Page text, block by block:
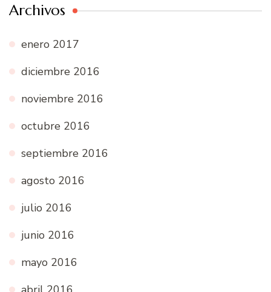
Archivos
enero 2017
diciembre 2016
noviembre 2016
octubre 2016
septiembre 2016
agosto 2016
julio 2016
junio 2016
mayo 2016